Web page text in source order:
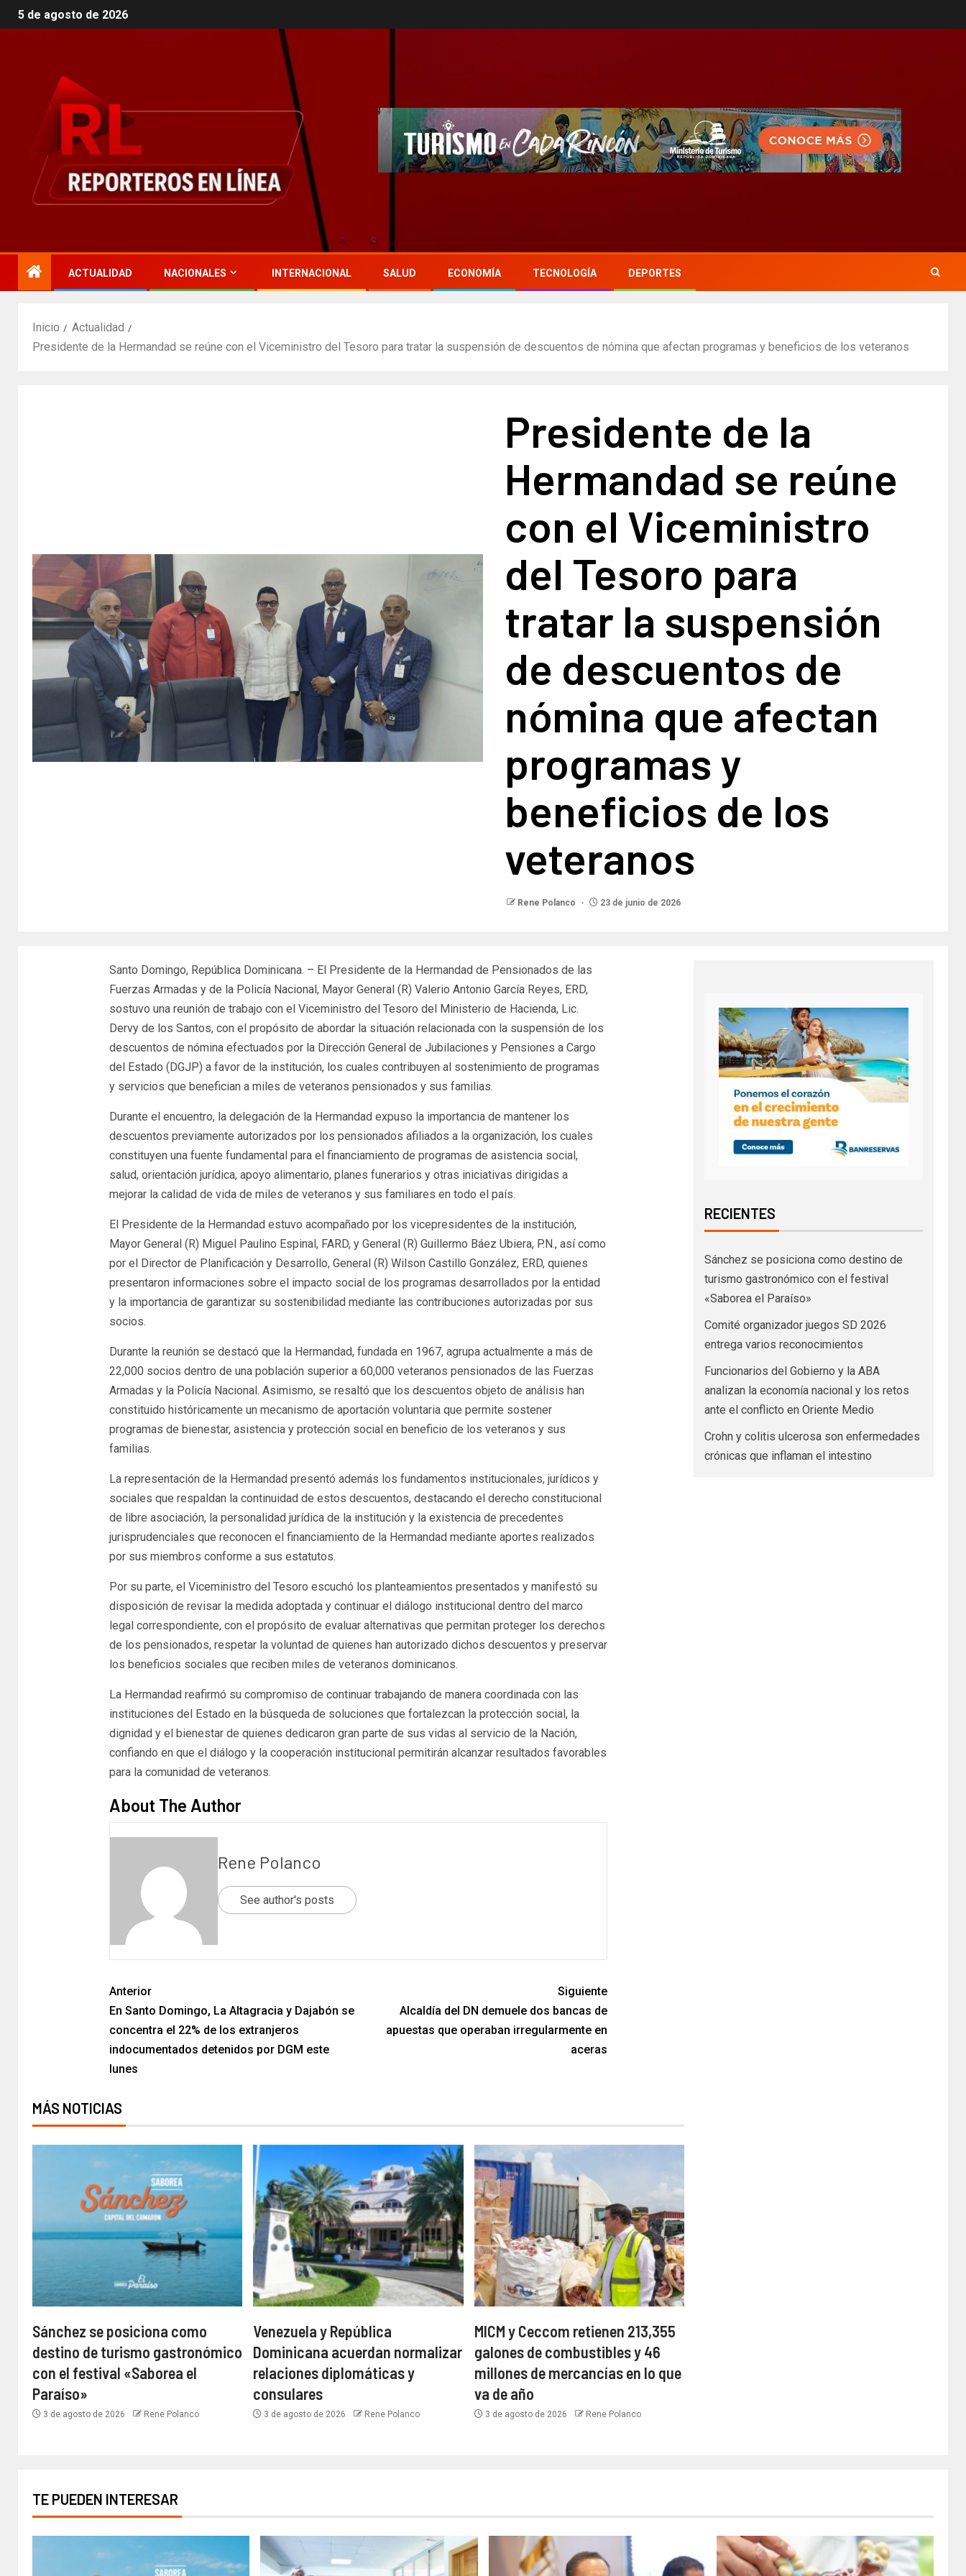
5 de agosto de 2026
ACTUALIDAD NACIONALES INTERNACIONAL SALUD ECONOMÍA TECNOLOGÍA DEPORTES
Inicio
Actualidad
Presidente de la Hermandad se reúne con el Viceministro del Tesoro para tratar la suspensión de descuentos de nómina que afectan programas y beneficios de los veteranos
Presidente de la
Hermandad se reúne
con el Viceministro
del Tesoro para
tratar la suspensión
de descuentos de
nómina que afectan
programas y
beneficios de los
veteranos
Rene Polanco 23 de junio de 2026
Santo Domingo, República Dominicana. – El Presidente de la Hermandad de Pensionados de las
Fuerzas Armadas y de la Policía Nacional, Mayor General (R) Valerio Antonio García Reyes, ERD,
sostuvo una reunión de trabajo con el Viceministro del Tesoro del Ministerio de Hacienda, Lic.
Dervy de los Santos, con el propósito de abordar la situación relacionada con la suspensión de los
descuentos de nómina efectuados por la Dirección General de Jubilaciones y Pensiones a Cargo
del Estado (DGJP) a favor de la institución, los cuales contribuyen al sostenimiento de programas
y servicios que benefician a miles de veteranos pensionados y sus familias.
Durante el encuentro, la delegación de la Hermandad expuso la importancia de mantener los
descuentos previamente autorizados por los pensionados afiliados a la organización, los cuales
constituyen una fuente fundamental para el financiamiento de programas de asistencia social,
salud, orientación jurídica, apoyo alimentario, planes funerarios y otras iniciativas dirigidas a
mejorar la calidad de vida de miles de veteranos y sus familiares en todo el país.
El Presidente de la Hermandad estuvo acompañado por los vicepresidentes de la institución,
Mayor General (R) Miguel Paulino Espinal, FARD, y General (R) Guillermo Báez Ubiera, P.N., así como
por el Director de Planificación y Desarrollo, General (R) Wilson Castillo González, ERD, quienes
presentaron informaciones sobre el impacto social de los programas desarrollados por la entidad
y la importancia de garantizar su sostenibilidad mediante las contribuciones autorizadas por sus
socios.
Durante la reunión se destacó que la Hermandad, fundada en 1967, agrupa actualmente a más de
22,000 socios dentro de una población superior a 60,000 veteranos pensionados de las Fuerzas
Armadas y la Policía Nacional. Asimismo, se resaltó que los descuentos objeto de análisis han
constituido históricamente un mecanismo de aportación voluntaria que permite sostener
programas de bienestar, asistencia y protección social en beneficio de los veteranos y sus
familias.
La representación de la Hermandad presentó además los fundamentos institucionales, jurídicos y
sociales que respaldan la continuidad de estos descuentos, destacando el derecho constitucional
de libre asociación, la personalidad jurídica de la institución y la existencia de precedentes
jurisprudenciales que reconocen el financiamiento de la Hermandad mediante aportes realizados
por sus miembros conforme a sus estatutos.
Por su parte, el Viceministro del Tesoro escuchó los planteamientos presentados y manifestó su
disposición de revisar la medida adoptada y continuar el diálogo institucional dentro del marco
legal correspondiente, con el propósito de evaluar alternativas que permitan proteger los derechos
de los pensionados, respetar la voluntad de quienes han autorizado dichos descuentos y preservar
los beneficios sociales que reciben miles de veteranos dominicanos.
La Hermandad reafirmó su compromiso de continuar trabajando de manera coordinada con las
instituciones del Estado en la búsqueda de soluciones que fortalezcan la protección social, la
dignidad y el bienestar de quienes dedicaron gran parte de sus vidas al servicio de la Nación,
confiando en que el diálogo y la cooperación institucional permitirán alcanzar resultados favorables
para la comunidad de veteranos.
About The Author
Rene Polanco
See author's posts
Anterior
En Santo Domingo, La Altagracia y Dajabón se
concentra el 22% de los extranjeros
indocumentados detenidos por DGM este
lunes
Siguiente
Alcaldía del DN demuele dos bancas de
apuestas que operaban irregularmente en
aceras
MÁS NOTICIAS
Sánchez se posiciona como
destino de turismo gastronómico
con el festival «Saborea el
Paraíso»
3 de agosto de 2026 Rene Polanco
Venezuela y República
Dominicana acuerdan normalizar
relaciones diplomáticas y
consulares
3 de agosto de 2026 Rene Polanco
MICM y Ceccom retienen 213,355
galones de combustibles y 46
millones de mercancías en lo que
va de año
3 de agosto de 2026 Rene Polanco
RECIENTES
Sánchez se posiciona como destino de
turismo gastronómico con el festival
«Saborea el Paraíso»
Comité organizador juegos SD 2026
entrega varios reconocimientos
Funcionarios del Gobierno y la ABA
analizan la economía nacional y los retos
ante el conflicto en Oriente Medio
Crohn y colitis ulcerosa son enfermedades
crónicas que inflaman el intestino
TE PUEDEN INTERESAR